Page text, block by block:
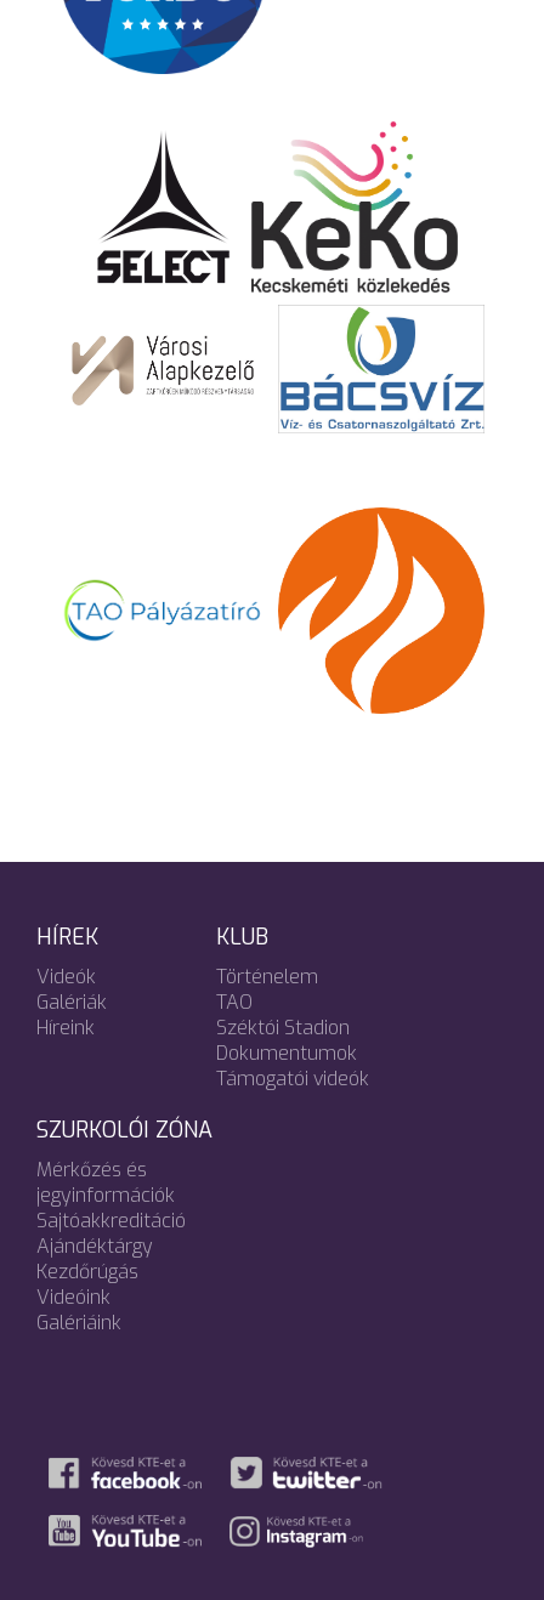
HÍREK
Videók
Galériák
Híreink
KLUB
Történelem
TAO
Széktói Stadion
Dokumentumok
Támogatói videók
SZURKOLÓI ZÓNA
Mérkőzés és
jegyinformációk
Sajtóakkreditáció
Ajándéktárgy
Kezdőrúgás
Videóink
Galériáink